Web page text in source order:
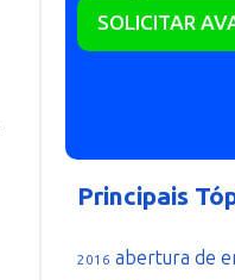
SOLICITAR
Principais
2016 abertura de